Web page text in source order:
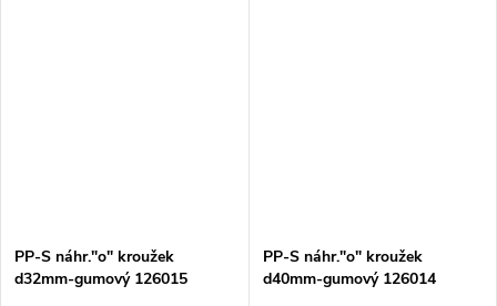
PP-S náhr."o" kroužek
d32mm-gumový 126015
PP-S náhr."o" kroužek
d40mm-gumový 126014